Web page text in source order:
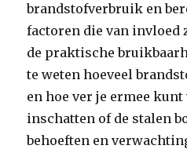
brandstofverbruik en
factoren die van invloed
de praktische
te weten hoeveel
en hoe ver je ermee
inschatten of de stalen
behoeften en